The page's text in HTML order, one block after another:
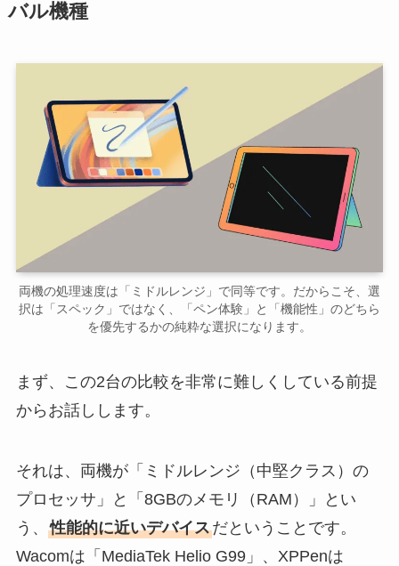
バル機種
両機の処理速度は「ミドルレンジ」で同等です。だからこそ、選
択は「スペック」ではなく、「ペン体験」と「機能性」のどちら
を優先するかの純粋な選択になります。
まず、この2台の比較を非常に難しくしている前提
からお話しします。
それは、両機が「ミドルレンジ（中堅クラス）の
プロセッサ」と「8GBのメモリ（RAM）」とい
う、 性能的に近いデバイスだということです。
Wacomは「MediaTek Helio G99」、XPPenは